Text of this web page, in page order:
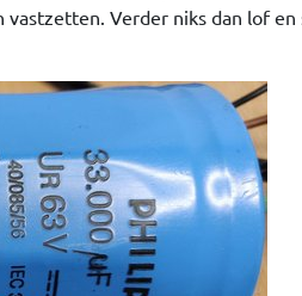
Verder niks dan lof